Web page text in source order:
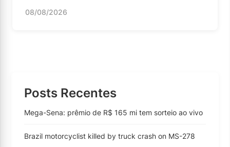
08/08/2026
Posts Recentes
Mega-Sena: prêmio de R$ 165 mi tem sorteio ao vivo
Brazil motorcyclist killed by truck crash on MS-278